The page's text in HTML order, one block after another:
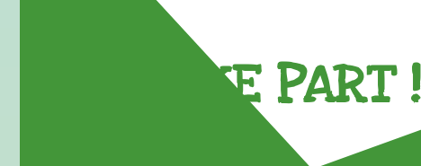
TAKE PART !